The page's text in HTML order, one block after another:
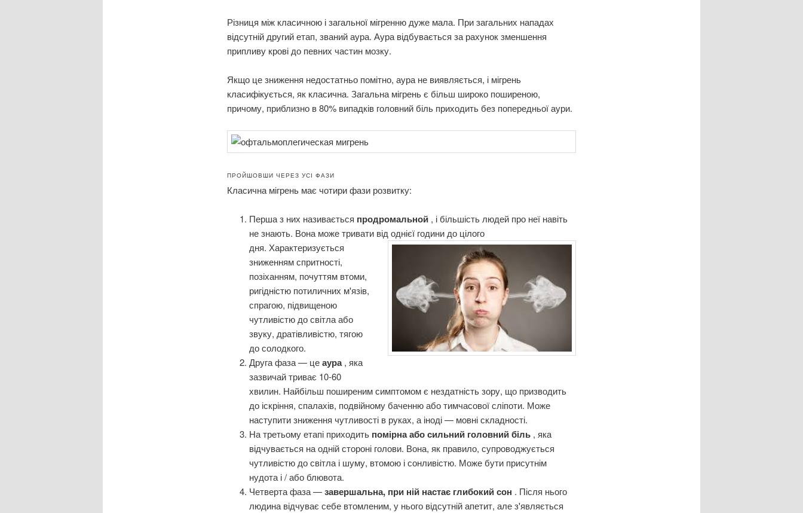
Різниця між класичною і загальної мігренню дуже мала. При загальних нападах
відсутній другий етап, званий аура. Аура відбувається за рахунок зменшення
припливу крові до певних частин мозку.
Якщо це зниження недостатньо помітно, аура не виявляється, і мігрень
класифікується, як класична. Загальна мігрень є більш широко поширеною,
причому, приблизно в 80% випадків головний біль приходить без попередньої аури.
ПРОЙШОВШИ ЧЕРЕЗ УСІ ФАЗИ
Класична мігрень має чотири фази розвитку:
Перша з них називається продромальной , і більшість людей про неї навіть
не знають. Вона може тривати від однієї години до цілого
дня. Характеризується
зниженням спритності,
позіханням, почуттям втоми,
ригідністю потиличних м'язів,
спрагою, підвищеною
чутливістю до світла або
звуку, дратівливістю, тягою
до солодкого.
Друга фаза — цеаура, яка
зазвичай триває 10-60
хвилин. Найбільш поширеним симптомом є нездатність зору, що призводить
до іскріння, спалахів, подвійному баченню або тимчасової сліпоти. Може
наступити зниження чутливості в руках, а іноді — мовні складності.
На третьому етапі приходить помірна або сильний головний біль , яка
відчувається на одній стороні голови. Вона, як правило, супроводжується
чутливістю до світла і шуму, втомою і сонливістю. Може бути присутнім
нудота і / або блювота.
Четверта фаза —завершальна, при ній настає глибокий сон . Після нього
людина відчуває себе втомленим, у нього відсутній апетит, але з'являється